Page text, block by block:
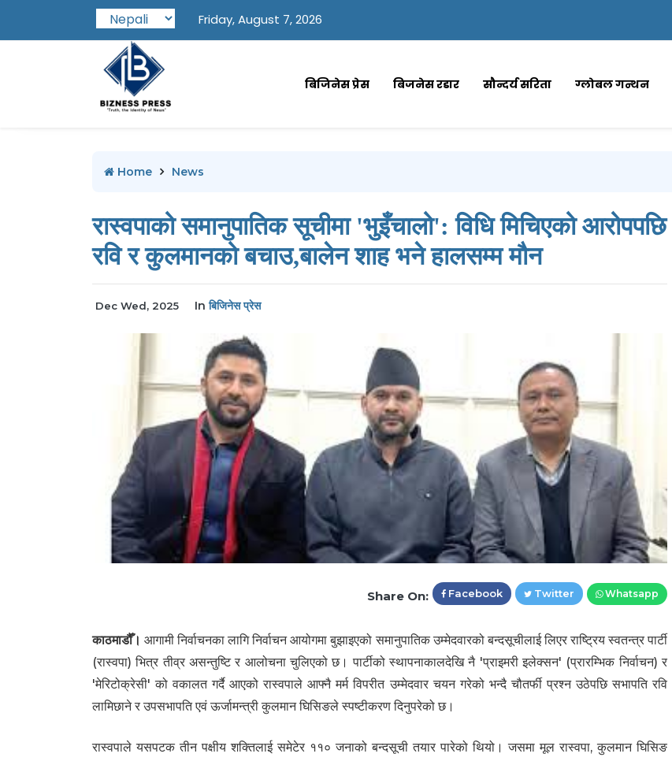
Friday, August 7, 2026
बिजिनेस प्रेस बिजनेस रडार सौन्दर्य सरिता ग्लोबल गन्थन
Home News
रास्वपाको समानुपातिक सूचीमा 'भुइँचालो': विधि मिचिएको आरोपपछि
रवि र कुलमानको बचाउ,बालेन शाह भने हालसम्म मौन
Dec Wed, 2025 Inबिजिनेस प्रेस
Share On: Facebook Twitter Whatsapp
काठमाडौँ। आगामी निर्वाचनका लागि निर्वाचन आयोगमा बुझाइएको समानुपातिक उम्मेदवारको बन्दसूचीलाई लिएर राष्ट्रिय स्वतन्त्र पार्टी
(रास्वपा) भित्र तीव्र असन्तुष्टि र आलोचना चुलिएको छ। पार्टीको स्थापनाकालदेखि नै 'प्राइमरी इलेक्सन' (प्रारम्भिक निर्वाचन) र
'मेरिटोक्रेसी' को वकालत गर्दै आएको रास्वपाले आफ्नै मर्म विपरीत उम्मेदवार चयन गरेको भन्दै चौतर्फी प्रश्न उठेपछि सभापति रवि
लामिछाने र उपसभापति एवं ऊर्जामन्त्री कुलमान घिसिङले स्पष्टीकरण दिनुपरेको छ।
रास्वपाले यसपटक तीन पक्षीय शक्तिलाई समेटेर ११० जनाको बन्दसूची तयार पारेको थियो। जसमा मूल रास्वपा, कुलमान घिसिङ